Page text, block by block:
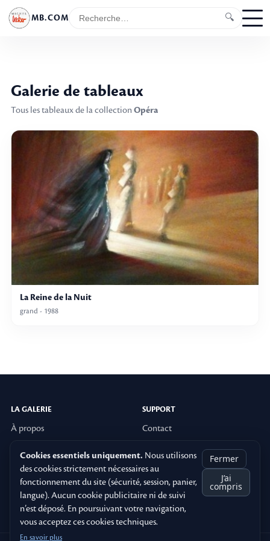
MB.COM 🔍
Galerie de tableaux
Tous les tableaux de la collectionOpéra
La Reine de la Nuit
grand - 1988
LA GALERIE
À propos
SUPPORT
Contact
LÉGAL
CGU
Mentions Légales
Politique de confidentialité
Cookies essentiels uniquement. Nous utilisons
des cookies strictement nécessaires au
fonctionnement du site (sécurité, session, panier,
langue). Aucun cookie publicitaire ni de suivi
n’est déposé. En poursuivant votre navigation,
vous acceptez ces cookies techniques.
En savoir plus
Fermer
J’ai
compris